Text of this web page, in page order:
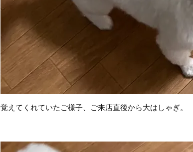
覚えてくれていたご様子、ご来店直後から大はしゃぎ。